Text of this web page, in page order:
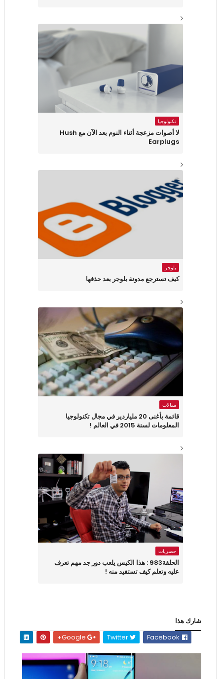
تكنولوجيا
لا أصوات مزعجة أثناء النوم بعد الآن مع Hush
Earplugs
بلوجر
كيف تسترجع مدونة بلوجر بعد حذفها
مقالات
قائمة بأغنى 20 ملياردير في مجال تكنولوجيا
المعلومات لسنة 2015 في العالم !
حصريات
الحلقة983 : هذا الكيس يلعب دور جد مهم تعرف
عليه وتعلم كيف تستفيد منه !
شارك هذا
Twitter